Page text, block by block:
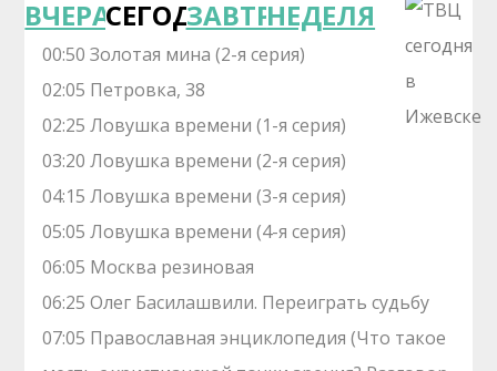
ВЧЕРАСЕГОДНЯЗАВТРАНЕДЕЛЯ
00:50 Золотая мина (2-я серия)
02:05 Петровка, 38
02:25 Ловушка времени (1-я серия)
03:20 Ловушка времени (2-я серия)
04:15 Ловушка времени (3-я серия)
05:05 Ловушка времени (4-я серия)
06:05 Москва резиновая
06:25 Олег Басилашвили. Переиграть судьбу
07:05 Православная энциклопедия (Что такое